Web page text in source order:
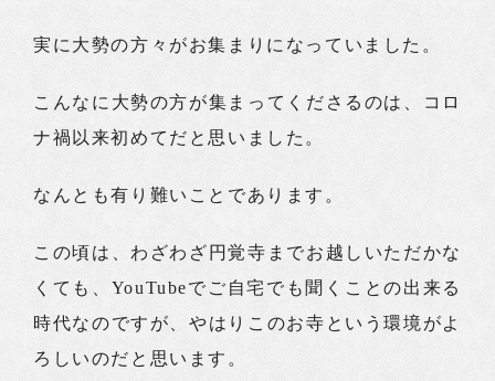
実に大勢の方々がお集まりになっていました。
こんなに大勢の方が集まってくださるのは、コロ
ナ禍以来初めてだと思いました。
なんとも有り難いことであります。
この頃は、わざわざ円覚寺までお越しいただかな
くても、YouTubeでご自宅でも聞くことの出来る
時代なのですが、やはりこのお寺という環境がよ
ろしいのだと思います。